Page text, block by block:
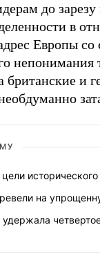
до
в
Европы
непонимания
британские и
на
удержала